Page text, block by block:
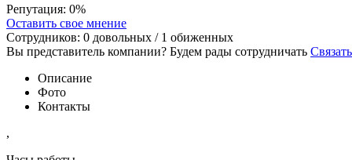
Репутация: 0%
Оставить свое мнение
Сотрудников: 0 довольных / 1 обиженных
Вы представитель компании? Будем рады сотрудничать
Описание
Фото
Контакты
,